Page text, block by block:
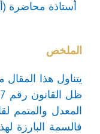
أستاذة محاضرة
الملخص
يتناول هذا
المعدل والمتمم
فالسمة البارزة